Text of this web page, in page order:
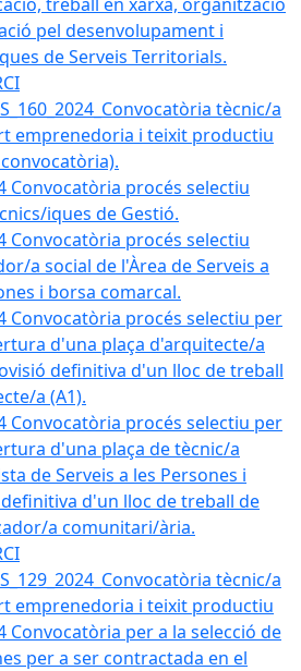
pel desenvolupament i
de Serveis Territorials.
tècnic/a
emprenedoria i teixit productiu
Convocatòria procés selectiu
iques de Gestió.
Convocatòria procés selectiu
a social de l'Àrea de Serveis a
i borsa comarcal.
Convocatòria procés selectiu per
d'una plaça d'arquitecte/a
definitiva d'un lloc de treball
a (A1).
Convocatòria procés selectiu per
d'una plaça de tècnic/a
de Serveis a les Persones i
d'un lloc de treball de
a comunitari/ària.
tècnic/a
emprenedoria i teixit productiu
Convocatòria per a la selecció de
per a ser contractada en el